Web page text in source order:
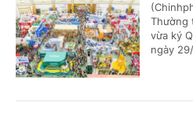
Thường
vừa ký
ngày